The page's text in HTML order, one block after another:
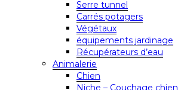
Serre tunnel
Carrés potagers
Végétaux
équipements jardinage
Récupérateurs d’eau
Animalerie
Chien
Niche – Couchage chien